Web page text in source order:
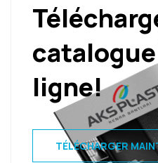
ligne!
TÉLÉCHARGER